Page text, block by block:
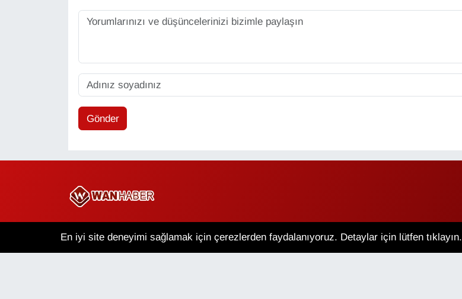
Gönder
En iyi site deneyimi sağlamak için çerezlerden faydalanıyoruz. Detaylar için lütfen tıklayın.